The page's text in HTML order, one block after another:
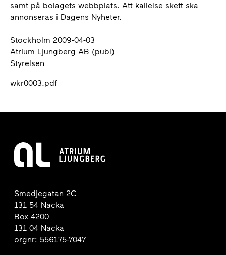
samt på bolagets webbplats. Att kallelse skett ska
annonseras i Dagens Nyheter.
Stockholm 2009-04-03
Atrium Ljungberg AB (publ)
Styrelsen
wkr0003.pdf
Smedjegatan 2C
131 54 Nacka
Box 4200
131 04 Nacka
orgnr: 556175-7047